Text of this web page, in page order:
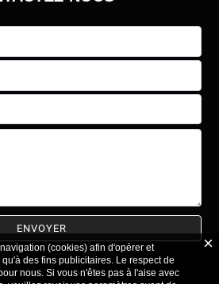
(cookies) afin d'opérer et
des fins publicitaires. Le respect de
nous. Si vous n'êtes pas à l'aise avec